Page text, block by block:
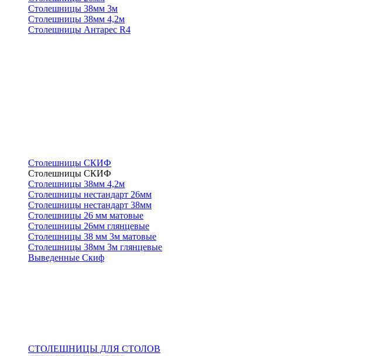
Столешницы 38мм 3м
Столешницы 38мм 4,2м
Столешницы Антарес R4
Столешницы СКИФ
Столешницы СКИФ
Столешницы 38мм 4,2м
Столешницы нестандарт 26мм
Столешницы нестандарт 38мм
Столешницы 26 мм матовые
Столешницы 26мм глянцевые
Столешницы 38 мм 3м матовые
Столешницы 38мм 3м глянцевые
Выведенные Скиф
СТОЛЕШНИЦЫ ДЛЯ СТОЛОВ